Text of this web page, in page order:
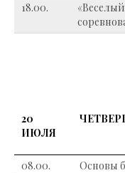
18.00.
20
ИЮЛЯ
08.00. Основы